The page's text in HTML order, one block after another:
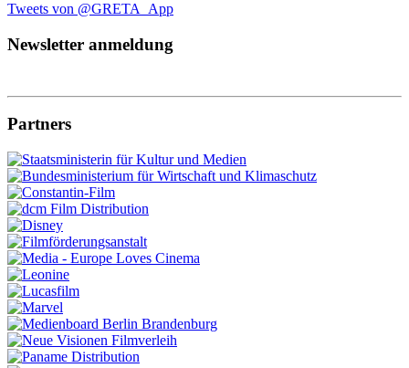
Tweets von @GRETA_App
Newsletter anmeldung
Partners